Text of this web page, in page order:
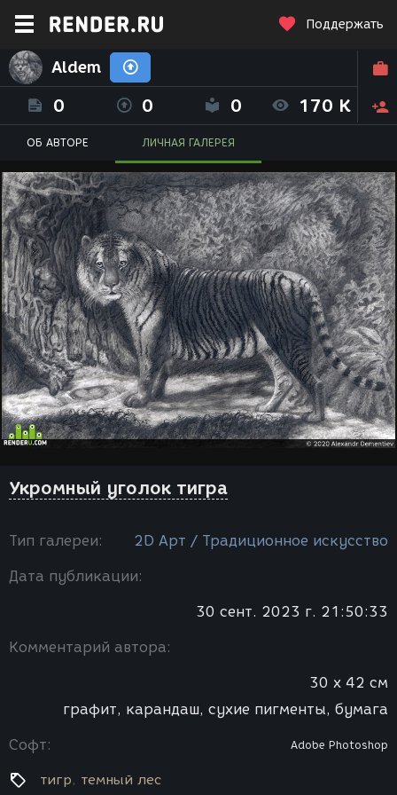
Поддержать
Aldem
0 0 0 170 K
ОБ АВТОРЕ ЛИЧНАЯ ГАЛЕРЕЯ
Укромный уголок тигра
Тип галереи: 2D Арт / Традиционное искусство
Дата публикации:
30 сент. 2023 г. 21:50:33
Комментарий автора:
30 х 42 см
графит, карандаш, сухие пигменты, бумага
Софт: Adobe Photoshop
тигр темный лес